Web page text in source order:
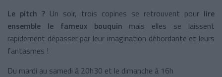
Le pitch ? Un soir, trois copines se retrouvent pour lire
ensemble le fameux bouquin mais elles se laissent
rapidement dépasser par leur imagination débordante et leurs
fantasmes !
Du mardi au samedi à 20h30 et le dimanche à 16h